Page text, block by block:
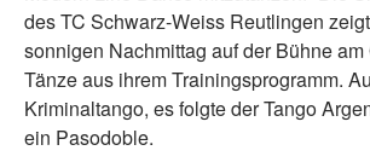
des TC Schwarz-Weiss Reutlingen
sonnigen Nachmittag auf der Bühne
Tänze aus ihrem Trainingsprogramm.
Kriminaltango, es folgte der Tango
ein Pasodoble.